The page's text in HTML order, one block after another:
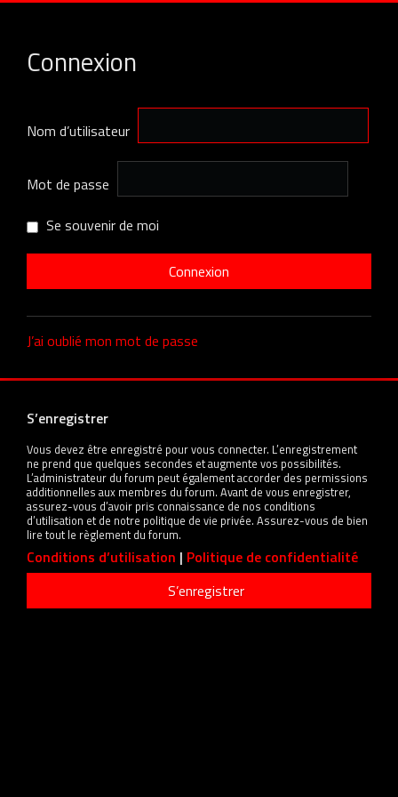
Connexion
Nom d’utilisateur
Mot de passe
Se souvenir de moi
J’ai oublié mon mot de passe
S’enregistrer
Vous devez être enregistré pour vous connecter. L’enregistrement
ne prend que quelques secondes et augmente vos possibilités.
L’administrateur du forum peut également accorder des permissions
additionnelles aux membres du forum. Avant de vous enregistrer,
assurez-vous d’avoir pris connaissance de nos conditions
d’utilisation et de notre politique de vie privée. Assurez-vous de bien
lire tout le règlement du forum.
Conditions d’utilisation | Politique de confidentialité
S’enregistrer